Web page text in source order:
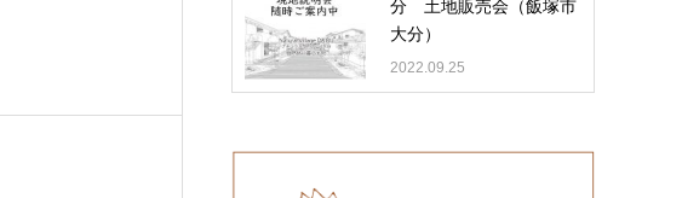
分 土地販売会（飯塚市
大分）
2022.09.25